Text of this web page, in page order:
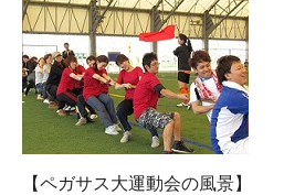
【ペガサス大運動会の風景】